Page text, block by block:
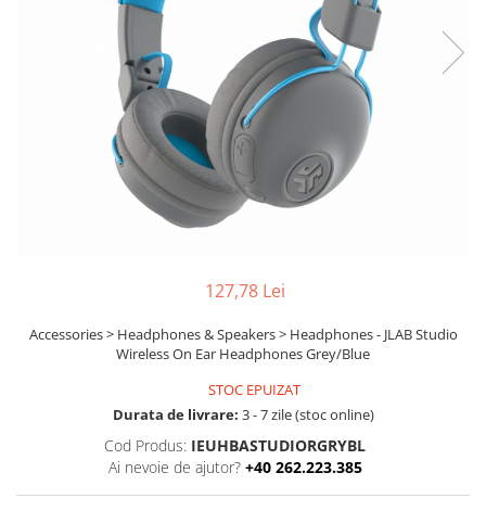
Ochelari Smart
Smartphone IPhone
Sisteme PC & Periferice
Sisteme Desktop & Monitoare
Gaming PC & Console
Microfoane & Casti Gaming
Mouse Gaming
Scaune Gaming
Periferice PC
Camere Web
127,78 Lei
Accessories > Headphones & Speakers > Headphones - JLAB Studio
Wireless On Ear Headphones Grey/Blue
STOC EPUIZAT
Durata de livrare: 3 - 7 zile (stoc online)
Cod Produs: IEUHBASTUDIORGRYBL
Ai nevoie de ajutor? +40 262.223.385